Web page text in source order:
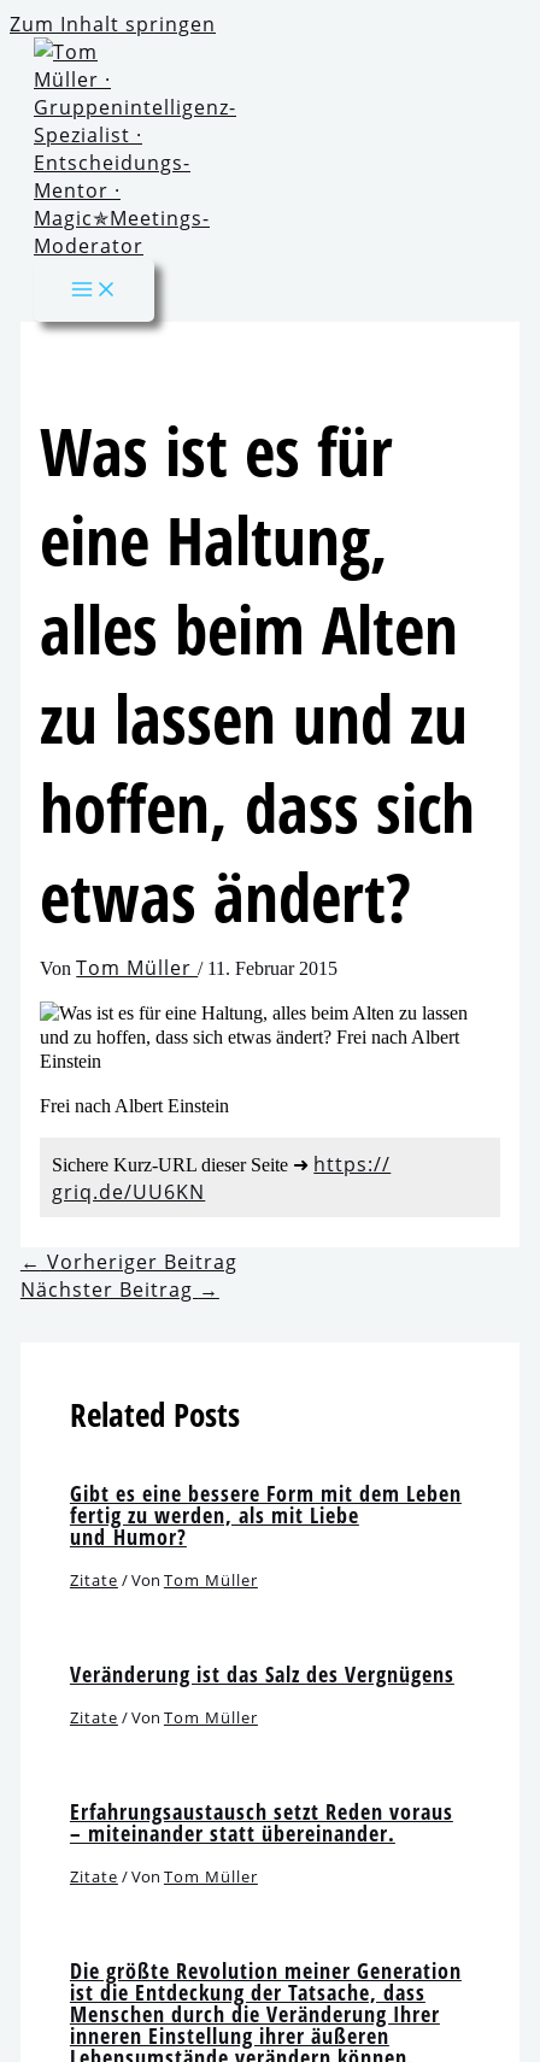
Zum Inhalt springen
Was ist es für
eine Haltung,
alles beim Alten
zu las­sen und zu
hof­fen, dass sich
etwas ändert?
VonTom Müller/ 11. Februar 2015
Frei nach Albert Einstein
Sichere Kurz-URL die­ser Seite ➜ https://​
griq​.de/​U​U​6KN
← Vorheriger Beitrag
Nächster Beitrag →
Related Posts
Gibt es eine bes­se­re Form mit dem Leben
fer­tig zu wer­den, als mit Liebe
und Humor?
Zitate / Von Tom Müller
Veränderung ist das Salz des Vergnügens
Zitate / Von Tom Müller
Erfahrungsaustausch setzt Reden vor­aus
– mit­ein­an­der statt übereinander.
Zitate / Von Tom Müller
Die größ­te Revolution mei­ner Generation
ist die Entdeckung der Tatsache, dass
Menschen durch die Veränderung Ihrer
inne­ren Einstellung ihrer äuße­ren